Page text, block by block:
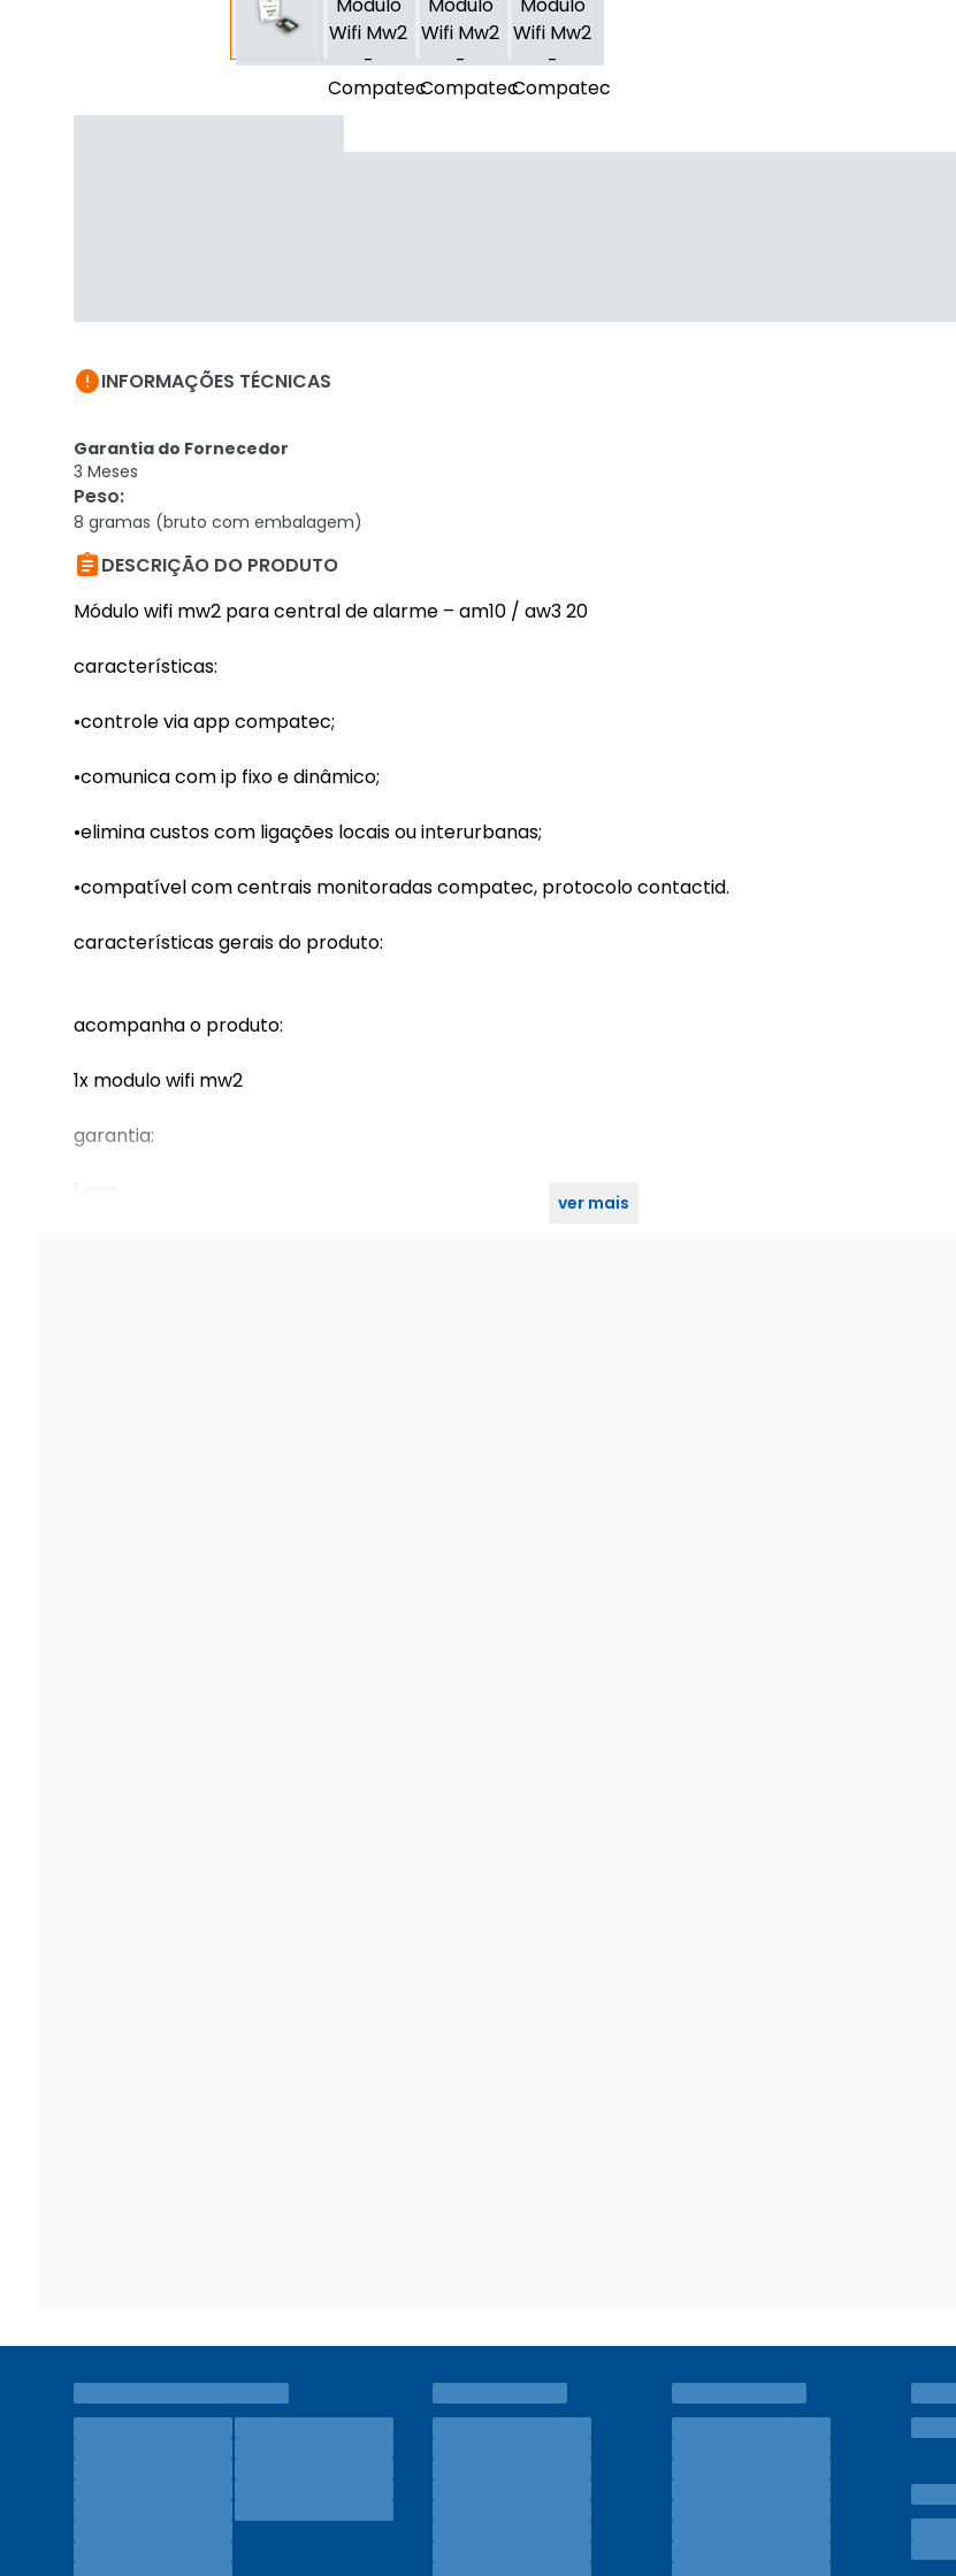
INFORMAÇÕES TÉCNICAS
Garantia do Fornecedor
3 Meses
Peso:
8 gramas (bruto com embalagem)
DESCRIÇÃO DO PRODUTO
Módulo wifi mw2 para central de alarme – am10 / aw3 20
características:
•controle via app compatec;
•comunica com ip fixo e dinâmico;
•elimina custos com ligações locais ou interurbanas;
•compatível com centrais monitoradas compatec, protocolo contactid.
características gerais do produto:
acompanha o produto:
1x modulo wifi mw2
garantia:
1 ano
ver mais